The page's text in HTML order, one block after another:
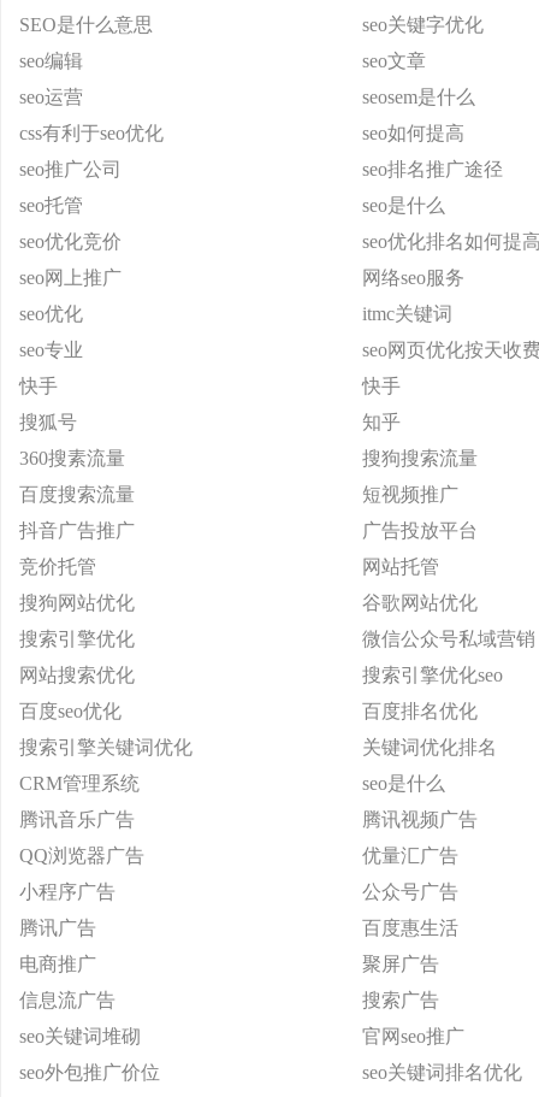
SEO是什么意思
seo关键字优化
seo编辑
seo文章
seo运营
seosem是什么
css有利于seo优化
seo如何提高
seo推广公司
seo排名推广途径
seo托管
seo是什么
seo优化竞价
seo优化排名如何提
seo网上推广
网络seo服务
seo优化
itmc关键词
seo专业
seo网页优化按天收
快手
快手
搜狐号
知乎
360搜素流量
搜狗搜索流量
百度搜索流量
短视频推广
抖音广告推广
广告投放平台
竞价托管
网站托管
搜狗网站优化
谷歌网站优化
搜索引擎优化
微信公众号私域营销
网站搜索优化
搜索引擎优化seo
百度seo优化
百度排名优化
搜索引擎关键词优化
关键词优化排名
CRM管理系统
seo是什么
腾讯音乐广告
腾讯视频广告
QQ浏览器广告
优量汇广告
小程序广告
公众号广告
腾讯广告
百度惠生活
电商推广
聚屏广告
信息流广告
搜索广告
seo关键词堆砌
官网seo推广
seo外包推广价位
seo关键词排名优化